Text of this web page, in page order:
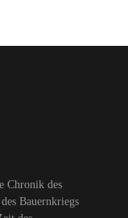
Chronik des
Bauernkriegs